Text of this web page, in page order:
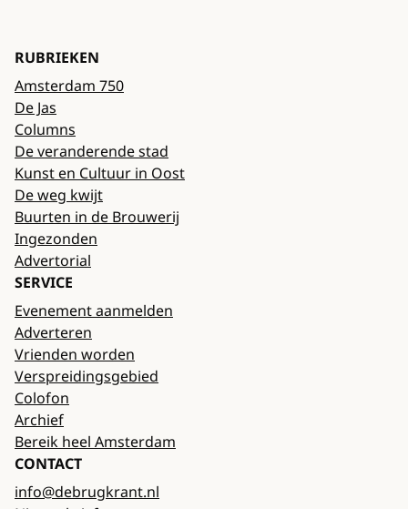
RUBRIEKEN
Amsterdam 750
De Jas
Columns
De veranderende stad
Kunst en Cultuur in Oost
De weg kwijt
Buurten in de Brouwerij
Ingezonden
Advertorial
SERVICE
Evenement aanmelden
Adverteren
Vrienden worden
Verspreidingsgebied
Colofon
Archief
Bereik heel Amsterdam
CONTACT
info@debrugkrant.nl